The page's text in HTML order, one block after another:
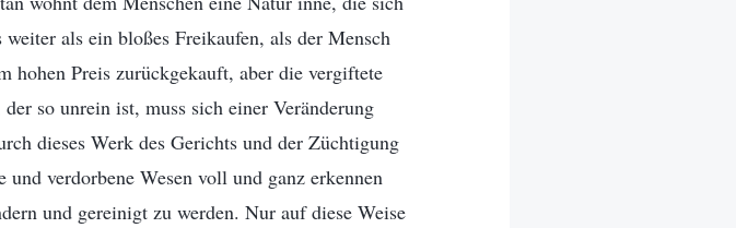
als ein bloßes Freikaufen, als der Mensch
hohen Preis zurückgekauft, aber die vergiftete
so unrein ist, muss sich einer Veränderung
dieses Werk des Gerichts und der Züchtigung
verdorbene Wesen voll und ganz erkennen
und gereinigt zu werden. Nur auf diese Weise